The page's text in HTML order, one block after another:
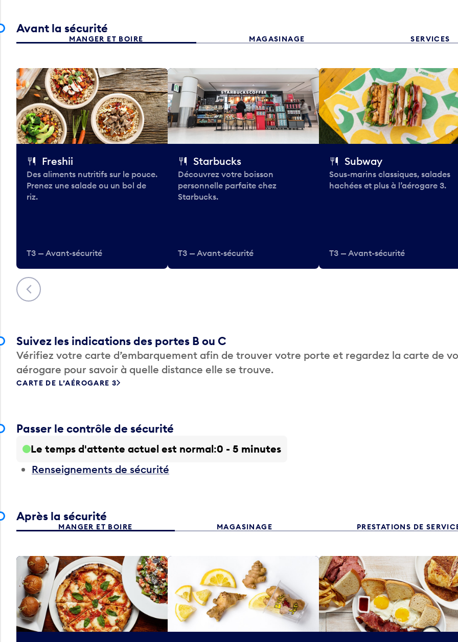
Avant la sécurité
MANGER ET BOIRE MAGASINAGE SERVICES
Précédent
Freshii
Des aliments nutritifs sur le pouce.
Prenez une salade ou un bol de
riz.
T3 — Avant-sécurité
Starbucks
Découvrez votre boisson
personnelle parfaite chez
Starbucks.
T3 — Avant-sécurité
Subway
Sous-marins classiques, salades
hachées et plus à l’aérogare 3.
T3 — Avant-sécurité
Suivez les indications des portes B ou C
Vérifiez votre carte d’embarquement afin de trouver votre porte et regardez la carte de
aérogare pour savoir à quelle distance elle se trouve.
CARTE DE L’AÉROGARE 3
Passer le contrôle de sécurité
Le temps d'attente actuel est normal 0 - 5 minutes
Renseignements de sécurité
Après la sécurité
MANGER ET BOIRE MAGASINAGE PRESTATIONS DE